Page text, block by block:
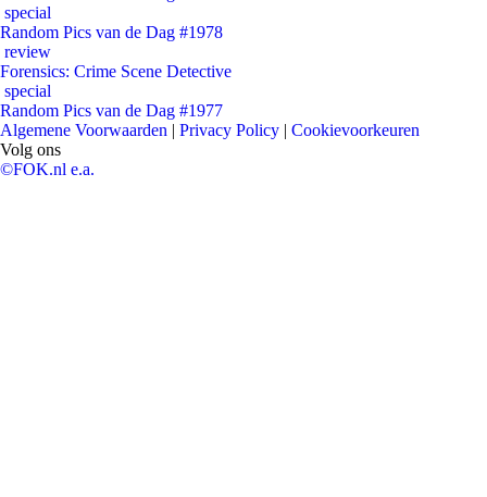
special
Random Pics van de Dag #1978
review
Forensics: Crime Scene Detective
special
Random Pics van de Dag #1977
Algemene Voorwaarden | Privacy Policy | Cookievoorkeuren
Volg ons
©FOK.nl e.a.